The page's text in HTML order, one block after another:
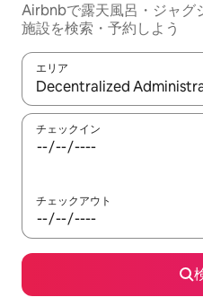
Airbnbで露天風呂・ジャグ
施設を検索・予約しよう
エリア
検索結果が表示されたら、
チェックイン
チェックアウト